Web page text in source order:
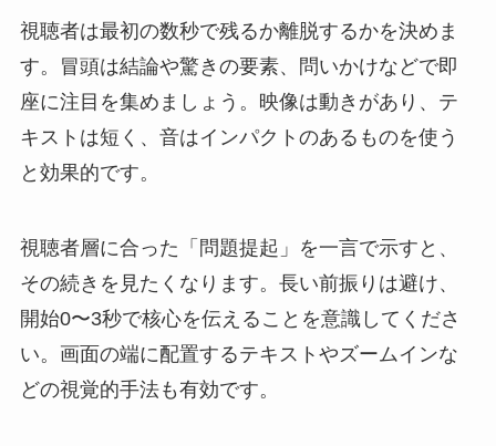
視聴者は最初の数秒で残るか離脱するかを決めま
す。冒頭は結論や驚きの要素、問いかけなどで即
座に注目を集めましょう。映像は動きがあり、テ
キストは短く、音はインパクトのあるものを使う
と効果的です。
視聴者層に合った「問題提起」を一言で示すと、
その続きを見たくなります。長い前振りは避け、
開始0〜3秒で核心を伝えることを意識してくださ
い。画面の端に配置するテキストやズームインな
どの視覚的手法も有効です。